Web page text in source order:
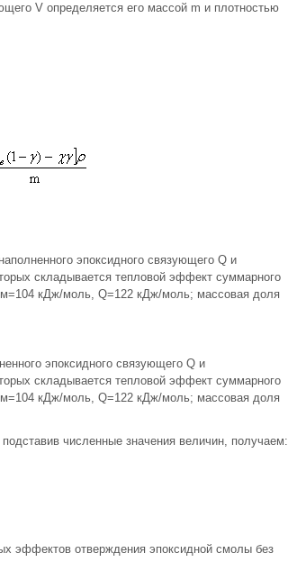
V определяется его массой m и плотностью
эпоксидного связующего Q и
складывается тепловой эффект суммарного
кДж/моль, Q=122 кДж/моль; массовая доля
эпоксидного связующего Q и
складывается тепловой эффект суммарного
кДж/моль, Q=122 кДж/моль; массовая доля
численные значения величин, получаем:
эффектов отверждения эпоксидной смолы без